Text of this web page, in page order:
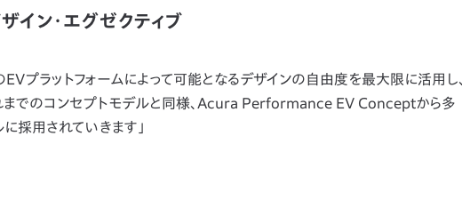
イン・エグゼクティブ
ラットフォームによって可能となるデザインの自由度を最大限に活用し、
までのコンセプトモデルと同様、Acura Performance EV Conceptから多
採用されていきます」